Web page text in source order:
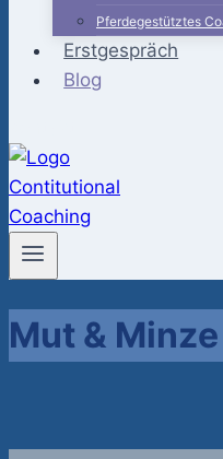
Pferdegestütztes
Erstgespräch
Blog
Mut &